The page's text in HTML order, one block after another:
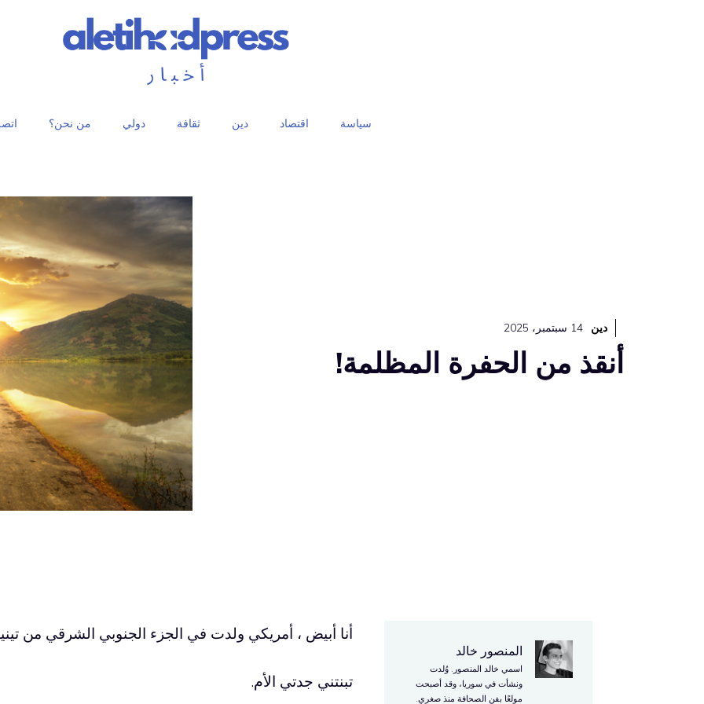
سياسة اقتصاد دين ثقافة دولي من نحن؟
دين 14 سبتمبر، 2025
أنقذ من الحفرة المظلمة!
أنا أبيض ، أمريكي ولدت في الجزء الجنوبي الشرقي من
تبنتني جدتي الأم.
المنصور خالد
اسمي خالد المنصور. وُلدت
ونشأت في سوريا، وقد أصبحت
مولعًا بفن الصحافة منذ صغري.